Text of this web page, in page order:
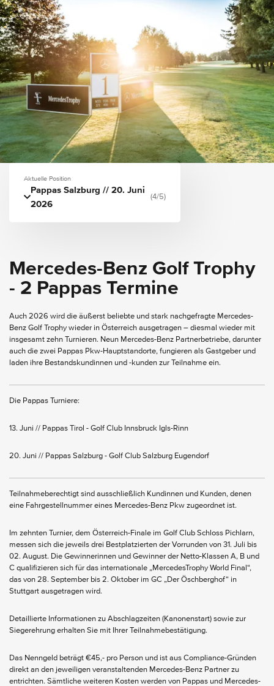
Aktuelle Position
Pappas Salzburg // 20. Juni
2026
(4/5)
Mercedes-Benz Golf Trophy
- 2 Pappas Termine
Auch 2026 wird die äußerst beliebte und stark nachgefragte Mercedes-
Benz Golf Trophy wieder in Österreich ausgetragen – diesmal wieder mit
insgesamt zehn Turnieren. Neun Mercedes-Benz Partnerbetriebe, darunter
auch die zwei Pappas Pkw-Hauptstandorte, fungieren als Gastgeber und
laden ihre Bestandskundinnen und -kunden zur Teilnahme ein.
Die Pappas Turniere:
13. Juni // Pappas Tirol - Golf Club Innsbruck Igls-Rinn
20. Juni // Pappas Salzburg - Golf Club Salzburg Eugendorf
Teilnahmeberechtigt sind ausschließlich Kundinnen und Kunden, denen
eine Fahrgestellnummer eines Mercedes-Benz Pkw zugeordnet ist.
Im zehnten Turnier, dem Österreich-Finale im Golf Club Schloss Pichlarn,
messen sich die jeweils drei Bestplatzierten der Vorrunden von 31. Juli bis
02. August. Die Gewinnerinnen und Gewinner der Netto-Klassen A, B und
C qualifizieren sich für das internationale „MercedesTrophy World Final“,
das von 28. September bis 2. Oktober im GC „Der Öschberghof“ in
Stuttgart ausgetragen wird.
Detaillierte Informationen zu Abschlagzeiten (Kanonenstart) sowie zur
Siegerehrung erhalten Sie mit Ihrer Teilnahmebestätigung.
Das Nenngeld beträgt €45,- pro Person und ist aus Compliance-Gründen
direkt an den jeweiligen veranstaltenden Mercedes-Benz Partner zu
entrichten. Sämtliche weiteren Kosten werden von Pappas und Mercedes-